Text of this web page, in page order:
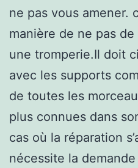
ne pas vous amener.
manière de ne pas
une tromperie.Il doit
avec les supports
de toutes les
plus connues dans
cas où la réparation
nécessite la